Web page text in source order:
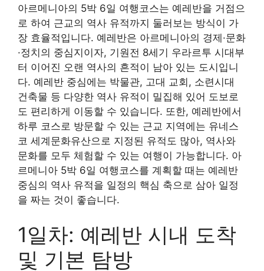
아르메니아의 5박 6일 여행코스는 예레반을 거점으
로 하여 근교의 역사 유적까지 둘러보는 방식이 가
장 효율적입니다. 예레반은 아르메니아의 경제·문화
·정치의 중심지이자, 기원전 8세기 우라르투 시대부
터 이어진 오랜 역사의 흔적이 남아 있는 도시입니
다. 예레반 중심에는 박물관, 고대 교회, 소련시대
건축물 등 다양한 역사 유적이 밀집해 있어 도보로
도 편리하게 이동할 수 있습니다. 또한, 예레반에서
하루 코스로 방문할 수 있는 근교 지역에는 유네스
코 세계문화유산으로 지정된 유적도 많아, 역사와
문화를 모두 체험할 수 있는 여행이 가능합니다. 아
르메니아 5박 6일 여행코스를 계획할 때는 예레반
중심의 역사 유적을 일정의 핵심 축으로 삼아 일정
을 짜는 것이 좋습니다.
1일차: 예레반 시내 도착
및 기본 탐방